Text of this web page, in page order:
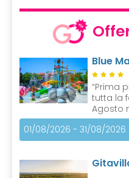
Blue
“Prima
tutta la
Agosto
01/08/2026 - 31/08/2026